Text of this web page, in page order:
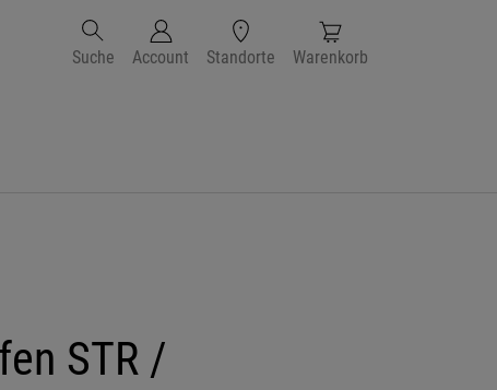
Suche Account Standorte Warenkorb
STR /